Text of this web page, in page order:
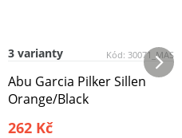
Kód: 30071_MAS
3 varianty
Abu Garcia Pilker Sillen
Orange/Black
262 Kč